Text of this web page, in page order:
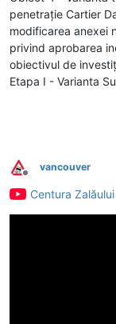
penetraţie Cartier
modificarea anexei
privind aprobarea
obiectivul de
Etapa I - Varianta
Deconectat
vancouver
Centura